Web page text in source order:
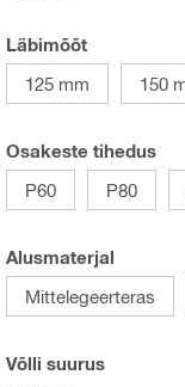
Läbimõõt
125 mm
150
Osakeste tihedus
P60
P80
Alusmaterjal
Mittelegeerteras
Võlli suurus